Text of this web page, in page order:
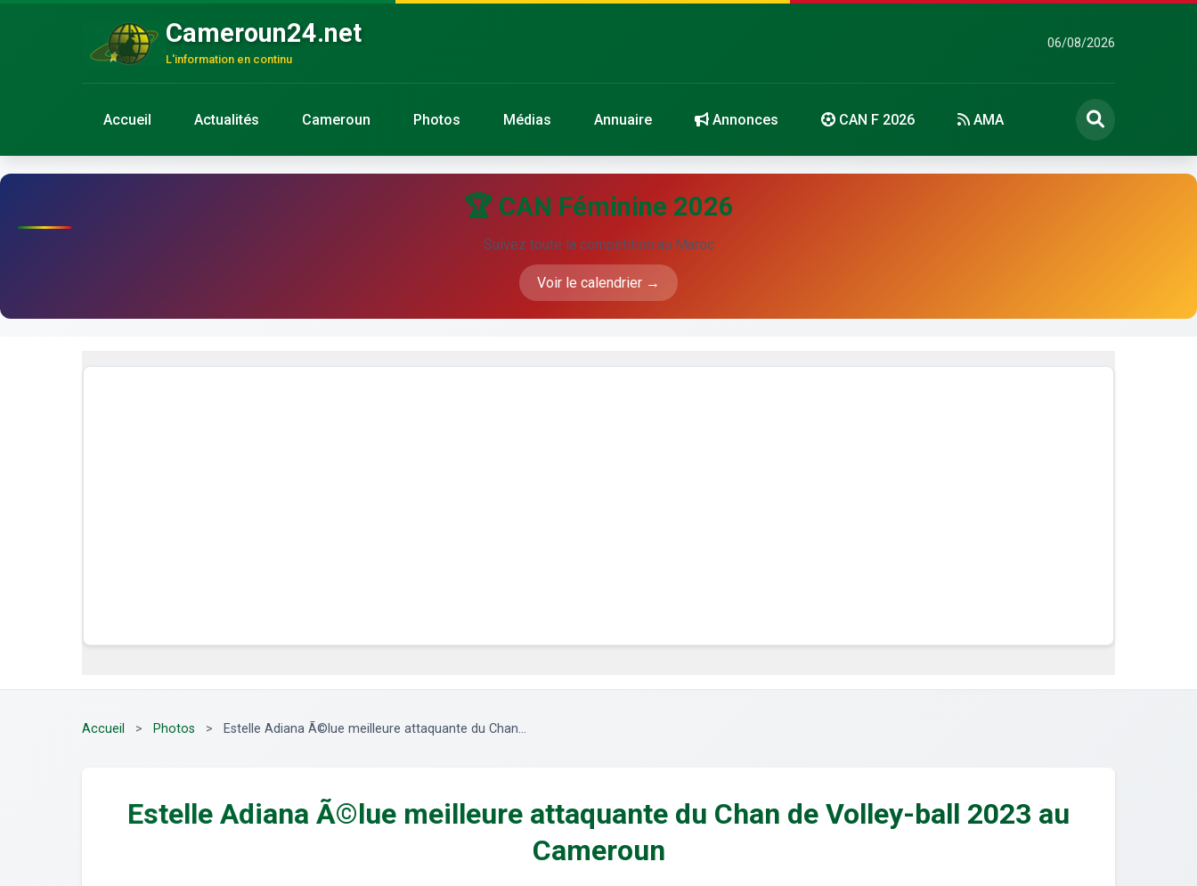
Cameroun24.net
L'information en continu
06/08/2026
Accueil Actualités Cameroun Photos Médias Annuaire Annonces CAN F 2026 AMA
🏆 CAN Féminine 2026
Suivez toute la compétition au Maroc
Voir le calendrier →
Accueil > Photos > Estelle Adiana Ã©lue meilleure attaquante du Chan...
Estelle Adiana Ã©lue meilleure attaquante du Chan de Volley-ball 2023 au
Cameroun